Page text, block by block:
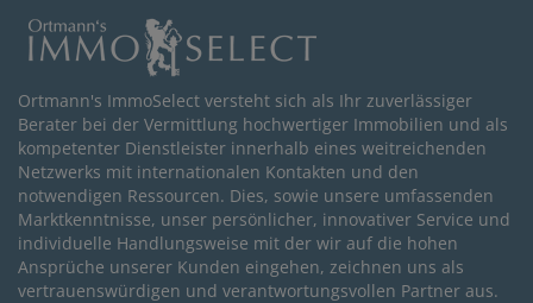
Ortmann's ImmoSelect versteht sich als Ihr zuverlässiger
Berater bei der Vermittlung hochwertiger Immobilien und als
kompetenter Dienstleister innerhalb eines weitreichenden
Netzwerks mit internationalen Kontakten und den
notwendigen Ressourcen. Dies, sowie unsere umfassenden
Marktkenntnisse, unser persönlicher, innovativer Service und
individuelle Handlungsweise mit der wir auf die hohen
Ansprüche unserer Kunden eingehen, zeichnen uns als
vertrauenswürdigen und verantwortungsvollen Partner aus.